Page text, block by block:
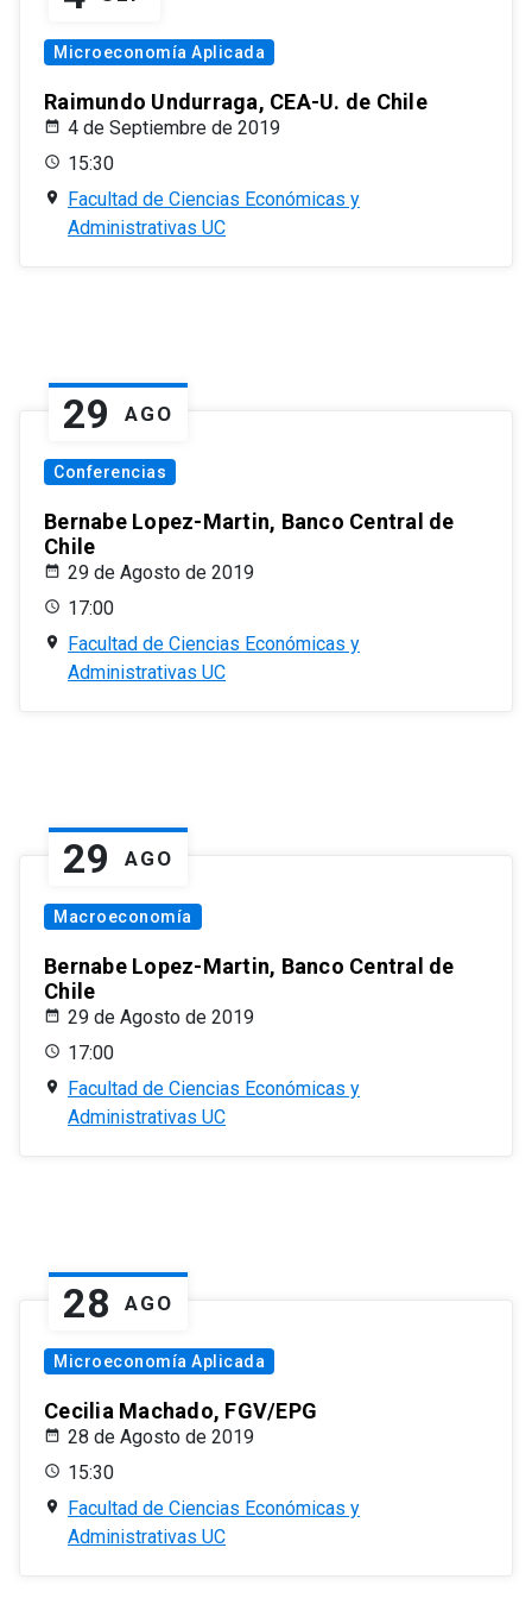
Microeconomía Aplicada
Raimundo Undurraga, CEA-U. de Chile
4 de Septiembre de 2019
15:30
Facultad de Ciencias Económicas y
Administrativas UC
29 AGO
Conferencias
Bernabe Lopez-Martin, Banco Central de
Chile
29 de Agosto de 2019
17:00
Facultad de Ciencias Económicas y
Administrativas UC
29 AGO
Macroeconomía
Bernabe Lopez-Martin, Banco Central de
Chile
29 de Agosto de 2019
17:00
Facultad de Ciencias Económicas y
Administrativas UC
28 AGO
Microeconomía Aplicada
Cecilia Machado, FGV/EPG
28 de Agosto de 2019
15:30
Facultad de Ciencias Económicas y
Administrativas UC